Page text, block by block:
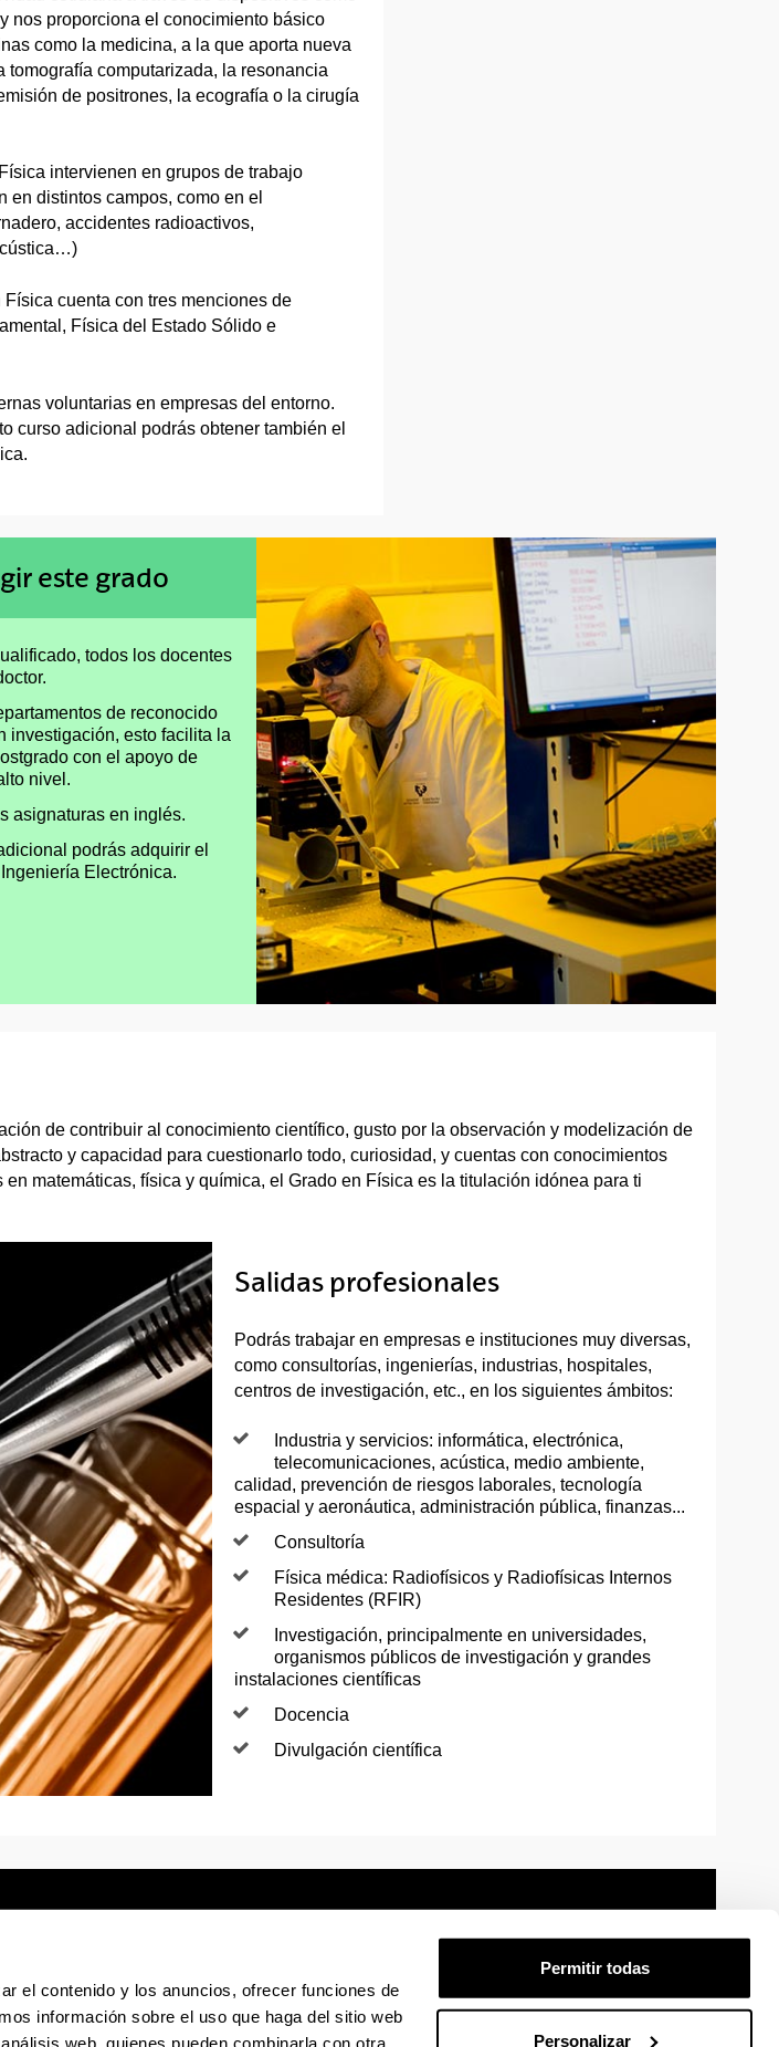
el contenido y los anuncios, ofrecer funciones de
información sobre el uso que haga del sitio web
web, quienes pueden combinarla con otra
Permitir todas
Personalizar
nos proporciona el conocimiento básico
como la medicina, a la que aporta nueva
tomografía computarizada, la resonancia
de positrones, la ecografía o la cirugía
intervienen en grupos de trabajo
en distintos campos, como en el
accidentes radioactivos,
cuenta con tres menciones de
Física del Estado Sólido e
voluntarias en empresas del entorno.
curso adicional podrás obtener también el
este grado
todos los docentes
de reconocido
investigación, esto facilita la
con el apoyo de
nivel.
asignaturas en inglés.
podrás adquirir el
Electrónica.
de contribuir al conocimiento científico, gusto por la observación y modelización de
y capacidad para cuestionarlo todo, curiosidad, y cuentas con conocimientos
matemáticas, física y química, el Grado en Física es la titulación idónea para ti
Salidas profesionales
Podrás trabajar en empresas e instituciones muy diversas,
como consultorías, ingenierías, industrias, hospitales,
centros de investigación, etc., en los siguientes ámbitos:
Industria y servicios: informática, electrónica,
telecomunicaciones, acústica, medio ambiente,
calidad, prevención de riesgos laborales, tecnología
espacial y aeronáutica, administración pública, finanzas...
Consultoría
Física médica: Radiofísicos y Radiofísicas Internos
Residentes (RFIR)
Investigación, principalmente en universidades,
organismos públicos de investigación y grandes
instalaciones científicas
Docencia
Divulgación científica
Accesibilidad Información legal Mapa Ayuda Contacto